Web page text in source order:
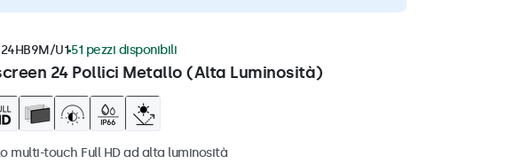
24 Pollici Metallo (Alta Luminosità)
24HB9M/U1 51 pezzi disponibili
multi-touch Full HD ad alta luminosità